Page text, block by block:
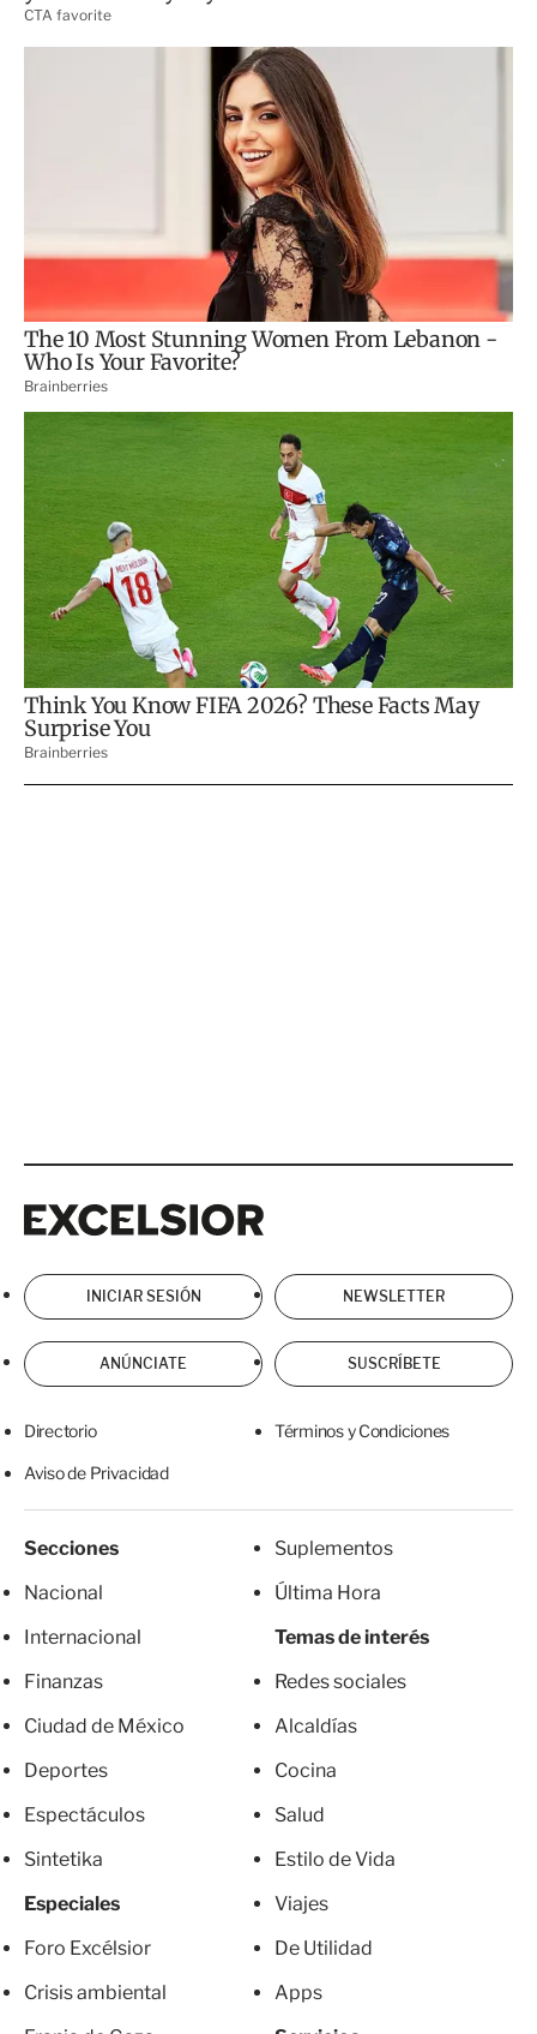
INICIAR SESIÓN NEWSLETTER
ANÚNCIATE SUSCRÍBETE
Directorio Términos y Condiciones
Aviso de Privacidad
Secciones
Nacional
Internacional
Finanzas
Ciudad de México
Deportes
Espectáculos
Sintetika
Especiales
Foro Excélsior
Crisis ambiental
Suplementos
Última Hora
Temas de interés
Redes sociales
Alcaldías
Cocina
Salud
Estilo de Vida
Viajes
De Utilidad
Apps